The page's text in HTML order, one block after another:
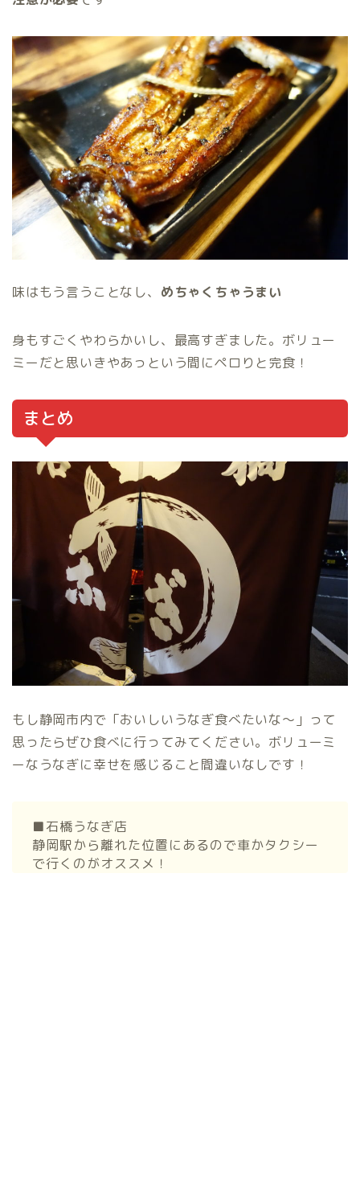
味はもう言うことなし、 めちゃくちゃうまい
身もすごくやわらかいし、最高すぎました。ボリュー
ミーだと思いきやあっという間にペロりと完食！
まとめ
もし静岡市内で「おいしいうなぎ食べたいな～」って
思ったらぜひ食べに行ってみてください。ボリューミ
ーなうなぎに幸せを感じること間違いなしです！
■石橋うなぎ店
静岡駅から離れた位置にあるので車かタクシー
で行くのがオススメ！